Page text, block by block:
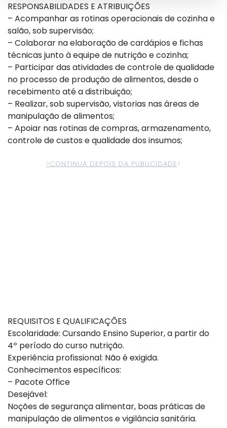
RESPONSABILIDADES E ATRIBUIÇÕES
– Acompanhar as rotinas operacionais de cozinha e
salão, sob supervisão;
– Colaborar na elaboração de cardápios e fichas
técnicas junto à equipe de nutrição e cozinha;
– Participar das atividades de controle de qualidade
no processo de produção de alimentos, desde o
recebimento até a distribuição;
– Realizar, sob supervisão, vistorias nas áreas de
manipulação de alimentos;
– Apoiar nas rotinas de compras, armazenamento,
controle de custos e qualidade dos insumos;
>CONTINUA DEPOIS DA PUBLICIDADE<
REQUISITOS E QUALIFICAÇÕES
Escolaridade: Cursando Ensino Superior, a partir do
4º período do curso nutrição.
Experiência profissional: Não é exigida.
Conhecimentos específicos:
– Pacote Office
Desejável:
Noções de segurança alimentar, boas práticas de
manipulação de alimentos e vigilância sanitária.